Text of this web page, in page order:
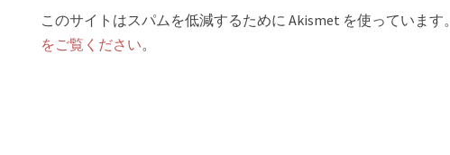
このサイトはスパムを低減するために Akismet を使っています。
をご覧ください。